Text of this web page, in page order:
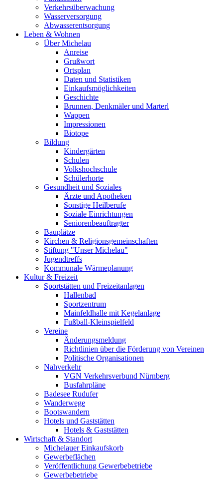
Verkehrsüberwachung
Wasserversorgung
Abwasserentsorgung
Leben & Wohnen
Über Michelau
Anreise
Grußwort
Ortsplan
Daten und Statistiken
Einkaufsmöglichkeiten
Geschichte
Brunnen, Denkmäler und Marterl
Wappen
Impressionen
Biotope
Bildung
Kindergärten
Schulen
Volkshochschule
Schülerhorte
Gesundheit und Soziales
Ärzte und Apotheken
Sonstige Heilberufe
Soziale Einrichtungen
Seniorenbeauftragter
Bauplätze
Kirchen & Religionsgemeinschaften
Stiftung "Unser Michelau"
Jugendtreffs
Kommunale Wärmeplanung
Kultur & Freizeit
Sportstätten und Freizeitanlagen
Hallenbad
Sportzentrum
Mainfeldhalle mit Kegelanlage
Fußball-Kleinspielfeld
Vereine
Änderungsmeldung
Richtlinien über die Förderung von Vereinen
Politische Organisationen
Nahverkehr
VGN Verkehrsverbund Nürnberg
Busfahrpläne
Badesee Rudufer
Wanderwege
Bootswandern
Hotels und Gaststätten
Hotels & Gaststätten
Wirtschaft & Standort
Michelauer Einkaufskorb
Gewerbeflächen
Veröffentlichung Gewerbebetriebe
Gewerbebetriebe